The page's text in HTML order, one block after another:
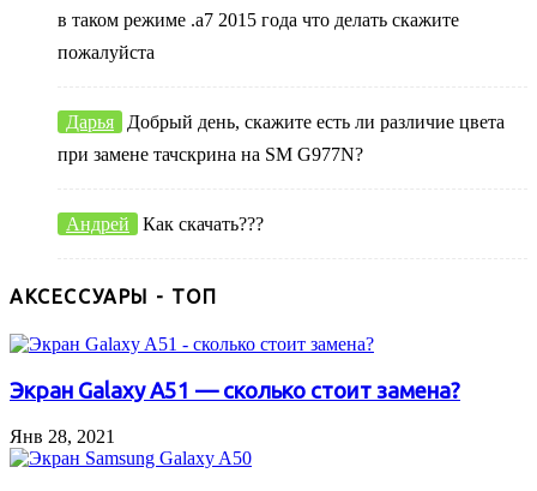
в таком режиме .а7 2015 года что делать скажите
пожалуйста
Дарья
Добрый день, скажите есть ли различие цвета
при замене тачскрина на SM G977N?
Андрей Как скачать???
АКСЕССУАРЫ - ТОП
Экран Galaxy A51 — сколько стоит замена?
Янв 28, 2021